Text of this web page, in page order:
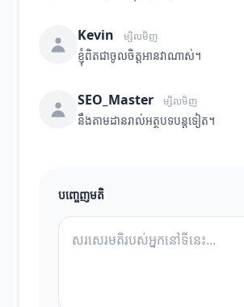
Kevin ម្សិលមិញ
ខ្ញុំពិតជាចូលចិត្តអានវាណាស់។
SEO_Master ម្សិលមិញ
នឹងតាមដានរាល់អត្ថបទបន្តទៀត។
បញ្ចេញមតិ